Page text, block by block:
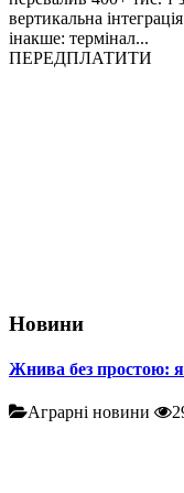
вертикальна
інакше: термінал...
ПЕРЕДПЛАТИТИ
Новини
Жнива без простою:
Аграрні новини